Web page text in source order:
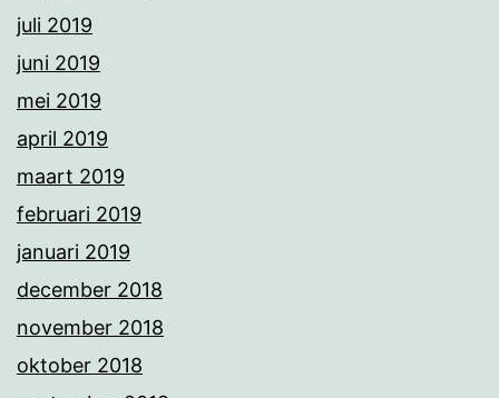
juli 2019
juni 2019
mei 2019
april 2019
maart 2019
februari 2019
januari 2019
december 2018
november 2018
oktober 2018